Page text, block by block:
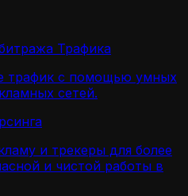
Трафика
трафик с помощью умных
сетей.
и трекеры для более
и чистой работы в